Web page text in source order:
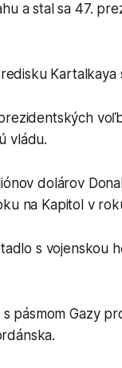
a stal sa 47.
Kartalkaya
vládu.
dolárov
na Kapitol v
s vojenskou
pásmom Gazy